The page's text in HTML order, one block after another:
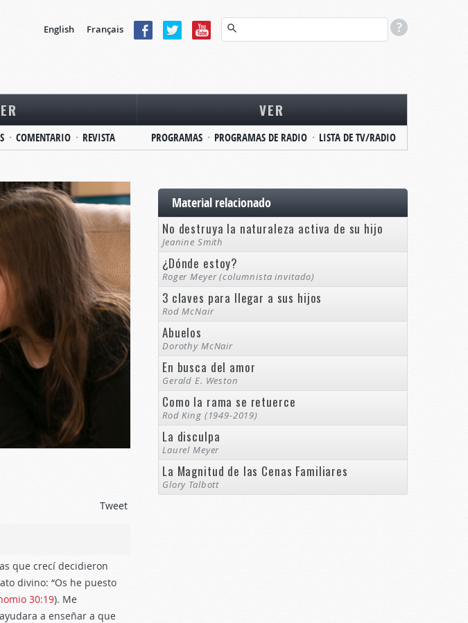
English Français
COMENTARIO REVISTA
VER
PROGRAMAS PROGRAMAS DE RADIO LISTA DE TV/RADIO
Tweet
que crecí decidieron
divino: “Os he puesto
30:19). Me
a enseñar a que
Material relacionado
No destruya la naturaleza activa de su hijo
Jeanine Smith
¿Dónde estoy?
Roger Meyer (columnista invitado)
3 claves para llegar a sus hijos
Rod McNair
Abuelos
Dorothy McNair
En busca del amor
Gerald E. Weston
Como la rama se retuerce
Rod King (1949-2019)
La disculpa
Laurel Meyer
La Magnitud de las Cenas Familiares
Glory Talbott